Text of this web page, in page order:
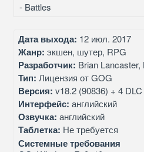
- Battles
Дата выхода: 12 июл. 2017
Жанр: экшен, шутер, RPG
Разработчик: Brian
Тип: Лицензия от GOG
Версия: v18.2 (90836) + 4
Интерфейс: английский
Озвучка: английский
Таблетка: Не требуется
Системные требования